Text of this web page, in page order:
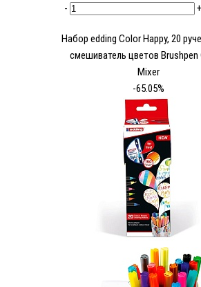
-
+
Набор edding Сolor Happy, 20
смешиватель цветов Brushpen
Mixer
-65.05%